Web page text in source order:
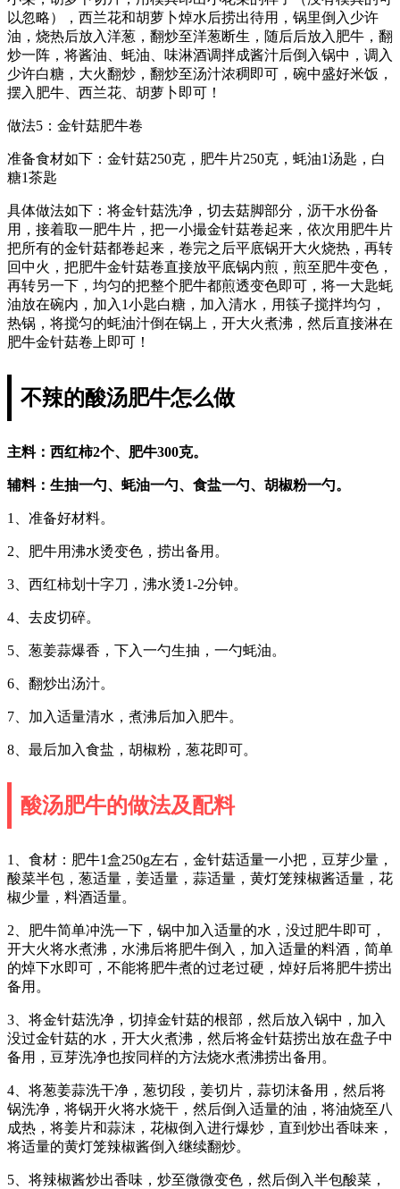
以忽略），西兰花和胡萝卜焯水后捞出待用，锅里倒入少许
油，烧热后放入洋葱，翻炒至洋葱断生，随后后放入肥牛，翻
炒一阵，将酱油、蚝油、味淋酒调拌成酱汁后倒入锅中，调入
少许白糖，大火翻炒，翻炒至汤汁浓稠即可，碗中盛好米饭，
摆入肥牛、西兰花、胡萝卜即可！
做法5：金针菇肥牛卷
准备食材如下：金针菇250克，肥牛片250克，蚝油1汤匙，白
糖1茶匙
具体做法如下：将金针菇洗净，切去菇脚部分，沥干水份备
用，接着取一肥牛片，把一小撮金针菇卷起来，依次用肥牛片
把所有的金针菇都卷起来，卷完之后平底锅开大火烧热，再转
回中火，把肥牛金针菇卷直接放平底锅内煎，煎至肥牛变色，
再转另一下，均匀的把整个肥牛都煎透变色即可，将一大匙蚝
油放在碗内，加入1小匙白糖，加入清水，用筷子搅拌均匀，
热锅，将搅匀的蚝油汁倒在锅上，开大火煮沸，然后直接淋在
肥牛金针菇卷上即可！
不辣的酸汤肥牛怎么做
主料：西红柿2个、肥牛300克。
辅料：生抽一勺、蚝油一勺、食盐一勺、胡椒粉一勺。
1、准备好材料。
2、肥牛用沸水烫变色，捞出备用。
3、西红柿划十字刀，沸水烫1-2分钟。
4、去皮切碎。
5、葱姜蒜爆香，下入一勺生抽，一勺蚝油。
6、翻炒出汤汁。
7、加入适量清水，煮沸后加入肥牛。
8、最后加入食盐，胡椒粉，葱花即可。
酸汤肥牛的做法及配料
1、食材：肥牛1盒250g左右，金针菇适量一小把，豆芽少量，
酸菜半包，葱适量，姜适量，蒜适量，黄灯笼辣椒酱适量，花
椒少量，料酒适量。
2、肥牛简单冲洗一下，锅中加入适量的水，没过肥牛即可，
开大火将水煮沸，水沸后将肥牛倒入，加入适量的料酒，简单
的焯下水即可，不能将肥牛煮的过老过硬，焯好后将肥牛捞出
备用。
3、将金针菇洗净，切掉金针菇的根部，然后放入锅中，加入
没过金针菇的水，开大火煮沸，然后将金针菇捞出放在盘子中
备用，豆芽洗净也按同样的方法烧水煮沸捞出备用。
4、将葱姜蒜洗干净，葱切段，姜切片，蒜切沫备用，然后将
锅洗净，将锅开火将水烧干，然后倒入适量的油，将油烧至八
成热，将姜片和蒜沫，花椒倒入进行爆炒，直到炒出香味来，
将适量的黄灯笼辣椒酱倒入继续翻炒。
5、将辣椒酱炒出香味，炒至微微变色，然后倒入半包酸菜，